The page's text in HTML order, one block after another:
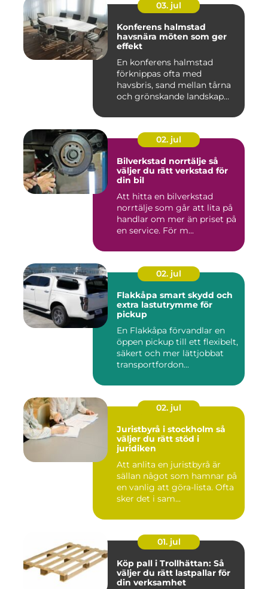
03. jul
Konferens halmstad
havsnära möten som ger
effekt
En konferens halmstad
förknippas ofta med
havsbris, sand mellan tårna
och grönskande landskap
02. jul
Bilverkstad norrtälje så
väljer du rätt verkstad för
din bil
Att hitta en bilverkstad
norrtälje som går att lita på
handlar om mer än priset på
en service. För m...
02. jul
Flakkåpa smart skydd och
extra lastutrymme för
pickup
En Flakkåpa förvandlar en
öppen pickup till ett flexibelt,
säkert och mer lättjobbat
transportfordon...
02. jul
Juristbyrå i stockholm så
väljer du rätt stöd i
juridiken
Att anlita en juristbyrå är
sällan något som hamnar på
en vanlig att göra-lista. Ofta
sker det i sam...
01. jul
Köp pall i Trollhättan: Så
väljer du rätt lastpallar för
din verksamhet